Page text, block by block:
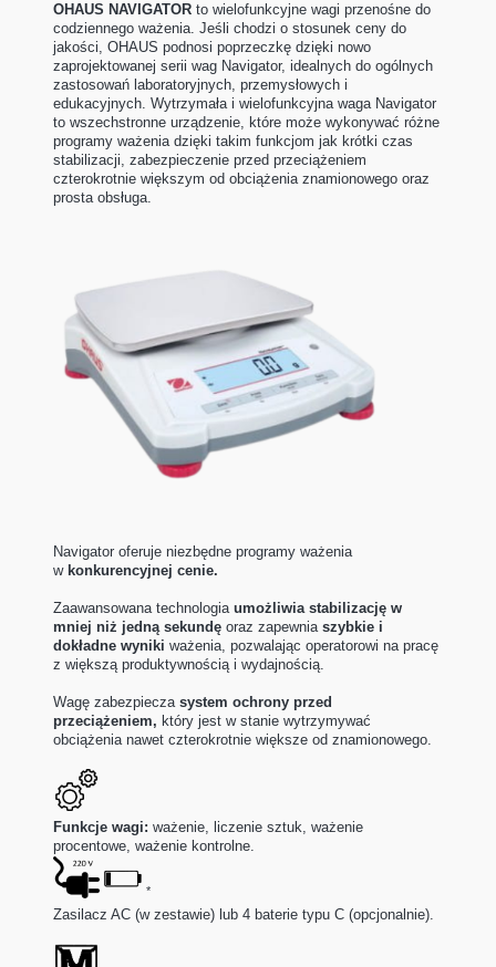
OHAUS NAVIGATOR to wielofunkcyjne wagi przenośne do
codziennego ważenia. Jeśli chodzi o stosunek ceny do
jakości, OHAUS podnosi poprzeczkę dzięki nowo
zaprojektowanej serii wag Navigator, idealnych do ogólnych
zastosowań laboratoryjnych, przemysłowych i
edukacyjnych. Wytrzymała i wielofunkcyjna waga Navigator
to wszechstronne urządzenie, które może wykonywać różne
programy ważenia dzięki takim funkcjom jak krótki czas
stabilizacji, zabezpieczenie przed przeciążeniem
czterokrotnie większym od obciążenia znamionowego oraz
prosta obsługa.
Navigator oferuje niezbędne programy ważenia
wkonkurencyjnej cenie.
Zaawansowana technologia umożliwia stabilizację w
mniej niż jedną sekundę oraz zapewnia szybkie i
dokładne wyniki ważenia, pozwalając operatorowi na pracę
z większą produktywnością i wydajnością.
Wagę zabezpiecza system ochrony przed
przeciążeniem, który jest w stanie wytrzymywać
obciążenia nawet czterokrotnie większe od znamionowego.
Funkcje wagi: ważenie, liczenie sztuk, ważenie
procentowe, ważenie kontrolne.
*
Zasilacz AC (w zestawie) lub 4 baterie typu C (opcjonalnie).